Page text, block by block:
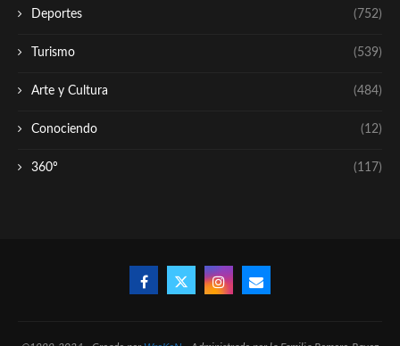
Deportes (752)
Turismo (539)
Arte y Cultura (484)
Conociendo (12)
360º (117)